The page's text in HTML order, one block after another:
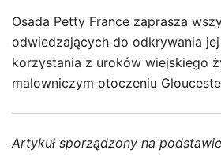
Osada Petty France zaprasza
odwiedzających do odkrywania
korzystania z uroków wiejskiego
malowniczym otoczeniu
Artykuł sporządzony na